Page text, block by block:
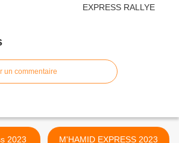
un commentaire
M'HAMID EXPRESS 2023